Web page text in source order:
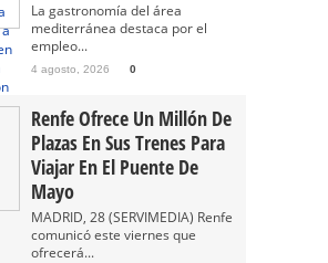
La gastronomía del área
mediterránea destaca por el
empleo...
4 agosto, 2026 0
Renfe Ofrece Un Millón De
Plazas En Sus Trenes Para
Viajar En El Puente De
Mayo
MADRID, 28 (SERVIMEDIA) Renfe
comunicó este viernes que
ofrecerá...